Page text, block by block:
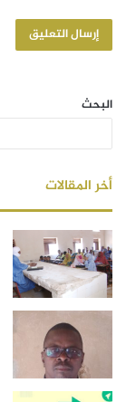
البحث
أخر المقالات